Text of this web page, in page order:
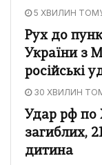
5 ХВИЛИН
Рух до
України з
російські
30 ХВИЛИН
Удар рф по
загиблих,
дитина